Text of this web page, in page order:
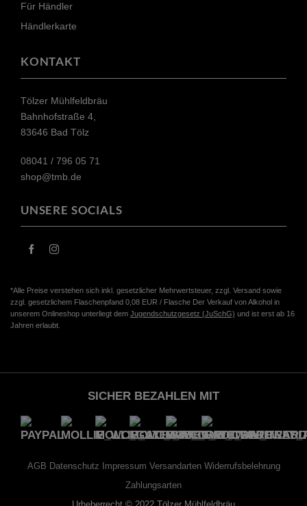
Für Händler
Händlerkarte
KONTAKT
Tölzer Mühlfeldbräu
Bahnhofstraße 4,
83646 Bad Tölz
08041 / 796 05 71​
shop@tmb.de
UNSERE SOCIALS
*Alle Preise verstehen sich inkl. gesetzlicher Mehrwertsteuer, zzgl. Versand sowie
zzgl. gesetzlichem Flaschenpfand 0,08 EUR / Flasche Der Verkauf von Alkohol in
unserem Onlineshop unterliegt dem Jugendschutzgesetz (JuSchG) und ist erst ab 16
Jahren erlaubt.
AGB Datenschutz Impressum Versandarten Widerrufsbelehrung
Zahlungsarten
SICHER BEZAHLEN MIT